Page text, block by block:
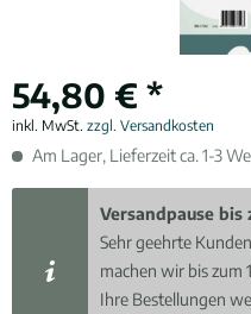
54,80 € *
inkl. MwSt. zzgl. Versandkosten
Am Lager, Lieferzeit ca. 1-3
Versandpause bis
Sehr geehrte
machen wir bis zum
Ihre Bestellungen